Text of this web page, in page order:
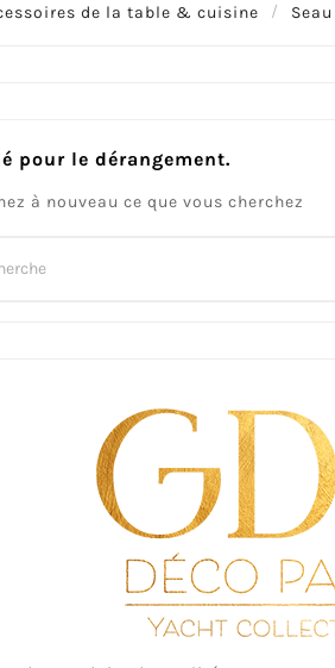
de la table & cuisine
pour le dérangement.
à nouveau ce que vous cherchez